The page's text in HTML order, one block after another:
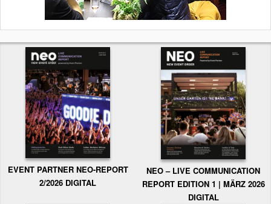
EVENT PARTNER NEO-REPORT
2/2026 DIGITAL
NEO – LIVE COMMUNICATION
REPORT EDITION 1 | MÄRZ 2026
DIGITAL